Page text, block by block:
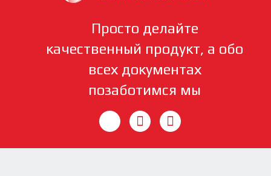
Просто делайте
качественный продукт, а обо
всех документах
позаботимся мы